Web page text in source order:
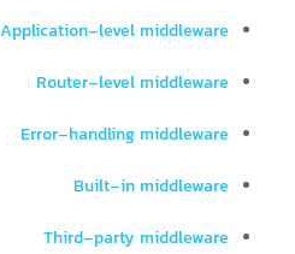
Application-level middleware
Router-level middleware
Error-handling middleware
Built-in middleware
Third-party middleware